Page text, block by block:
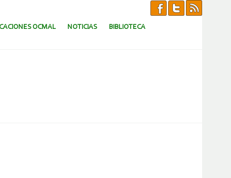
OCMAL NOTICIAS BIBLIOTECA